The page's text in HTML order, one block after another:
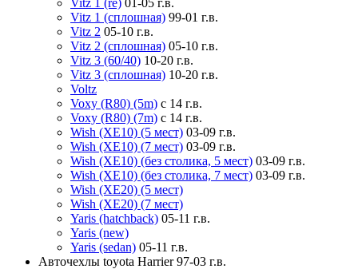
Vitz 1 (re) 01-05 г.в.
Vitz 1 (сплошная) 99-01 г.в.
Vitz 2 05-10 г.в.
Vitz 2 (сплошная) 05-10 г.в.
Vitz 3 (60/40) 10-20 г.в.
Vitz 3 (сплошная) 10-20 г.в.
Voltz
Voxy (R80) (5m) с 14 г.в.
Voxy (R80) (7m) с 14 г.в.
Wish (XE10) (5 мест) 03-09 г.в.
Wish (XE10) (7 мест) 03-09 г.в.
Wish (XE10) (без столика, 5 мест) 03-09 г.в.
Wish (XE10) (без столика, 7 мест) 03-09 г.в.
Wish (XE20) (5 мест)
Wish (XE20) (7 мест)
Yaris (hatchback) 05-11 г.в.
Yaris (new)
Yaris (sedan) 05-11 г.в.
Авточехлы toyota Harrier 97-03 г.в.